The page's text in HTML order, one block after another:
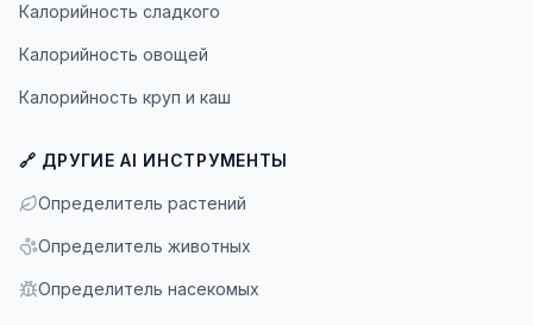
Калорийность сладкого
Калорийность овощей
Калорийность круп и каш
🔗 ДРУГИЕ AI ИНСТРУМЕНТЫ
Определитель растений
Определитель животных
Определитель насекомых